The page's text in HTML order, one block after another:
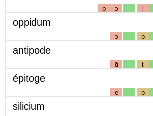
p ɔ l
oppidum
ɔ p
antipode
ɑ̃ t
épitoge
e p
silicium